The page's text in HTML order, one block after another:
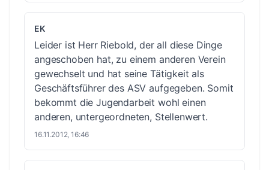
EK
Leider ist Herr Riebold, der all diese Dinge
angeschoben hat, zu einem anderen Verein
gewechselt und hat seine Tätigkeit als
Geschäftsführer des ASV aufgegeben. Somit
bekommt die Jugendarbeit wohl einen
anderen, untergeordneten, Stellenwert.
16.11.2012, 16:46